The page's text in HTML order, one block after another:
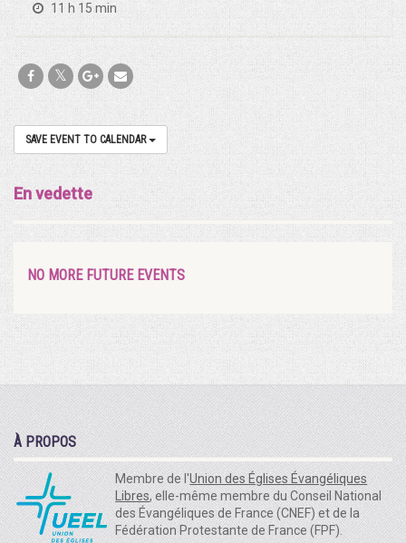
11 h 15 min
SAVE EVENT TO CALENDAR
En vedette
NO MORE FUTURE EVENTS
À PROPOS
Membre de l'Union des Églises Évangéliques
Libres, elle-même membre du Conseil National
des Évangéliques de France (CNEF) et de la
Fédération Protestante de France (FPF).